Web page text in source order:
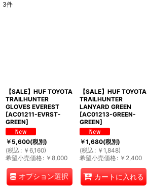
3件
【SALE】HUF TOYOTA
TRAILHUNTER
GLOVES EVEREST
[AC01211-EVRST-
GREEN]
￥5,600(税別)
(税込 : ￥ 6,160)
希望小売価格: ￥ 8,000
オプション選択
【SALE】HUF TOYOTA
TRAILHUNTER
LANYARD GREEN
[AC01213-GREEN-
GREEN]
￥1,680(税別)
(税込 : ￥ 1,848)
希望小売価格: ￥ 2,400
カートに入れる